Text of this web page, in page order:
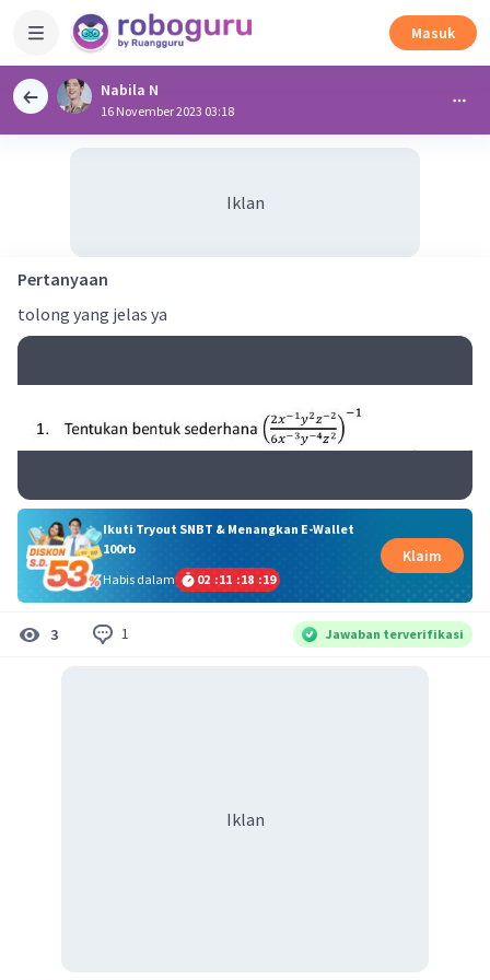
Masuk
Nabila N
16 November 2023 03:18
Iklan
Pertanyaan
tolong yang jelas ya
Ikuti Tryout SNBT & Menangkan E-Wallet
100rb
Habis dalam
02 :11 :18 :18
Klaim
3 1 Jawaban terverifikasi
Iklan